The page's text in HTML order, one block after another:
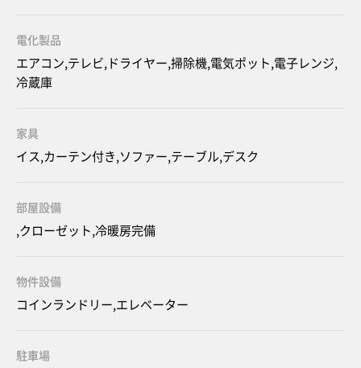
電化製品
エアコン,テレビ,ドライヤー,掃除機,電気ポット,電子レンジ,
冷蔵庫
家具
イス,カーテン付き,ソファー,テーブル,デスク
部屋設備
,クローゼット,冷暖房完備
物件設備
コインランドリー,エレベーター
駐車場